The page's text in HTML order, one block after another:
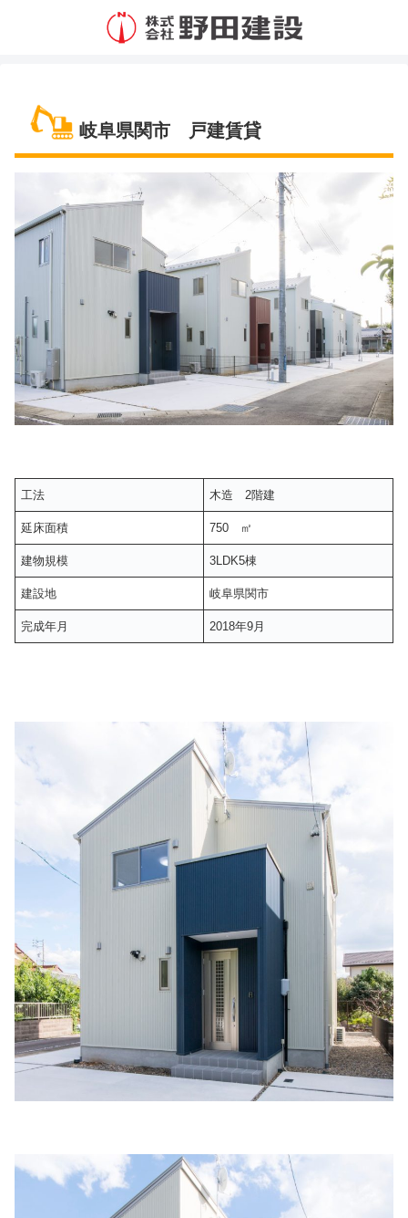
岐阜県関市 戸建賃貸
工法 木造 2階建
延床面積 750 ㎡
建物規模 3LDK5棟
建設地 岐阜県関市
完成年月 2018年9月